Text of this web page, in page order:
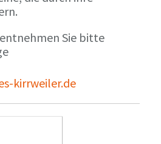
entnehmen Sie bitte
kirrweiler.de